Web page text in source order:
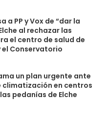
a PP y Vox de “dar la
al rechazar las
el centro de salud de
el Conservatorio
un plan urgente ante
climatización en centros
pedanías de Elche